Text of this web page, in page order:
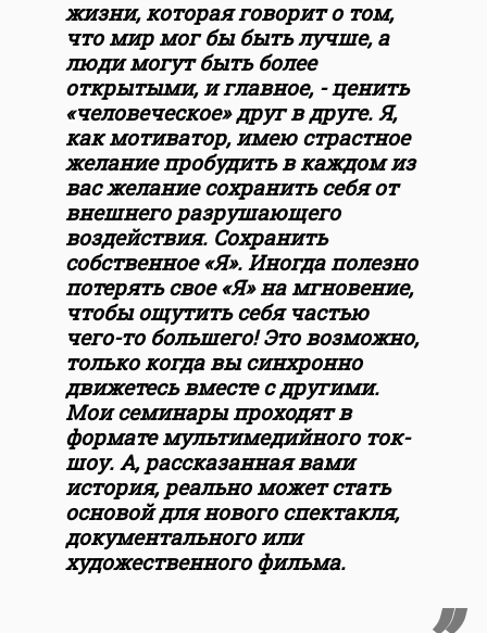
жизни, которая говорит о том,
что мир мог бы быть лучше, а
люди могут быть более
открытыми, и главное, - ценить
«человеческое» друг в друге. Я,
как мотиватор, имею страстное
желание пробудить в каждом из
вас желание сохранить себя от
внешнего разрушающего
воздействия. Сохранить
собственное «Я». Иногда полезно
потерять свое «Я» на мгновение,
чтобы ощутить себя частью
чего-то большего! Это возможно,
только когда вы синхронно
движетесь вместе с другими.
Мои семинары проходят в
формате мультимедийного ток-
шоу. А, рассказанная вами
история, реально может стать
основой для нового спектакля,
документального или
художественного фильма.